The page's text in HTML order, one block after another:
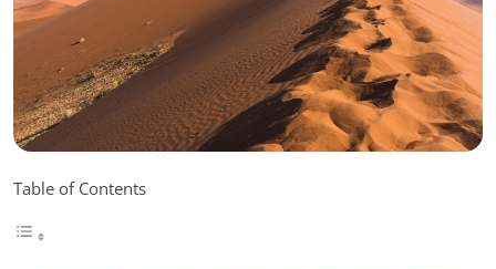
Table of Contents